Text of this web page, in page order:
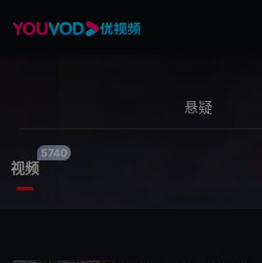
视频
5740